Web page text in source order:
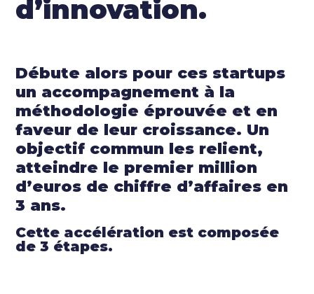
d’innovation.
Débute alors pour ces startups
un accompagnement à la
méthodologie éprouvée et en
faveur de leur croissance. Un
objectif commun les relient,
atteindre le premier million
d’euros de chiffre d’affaires en
3 ans.
Cette accélération est composée
de 3 étapes.